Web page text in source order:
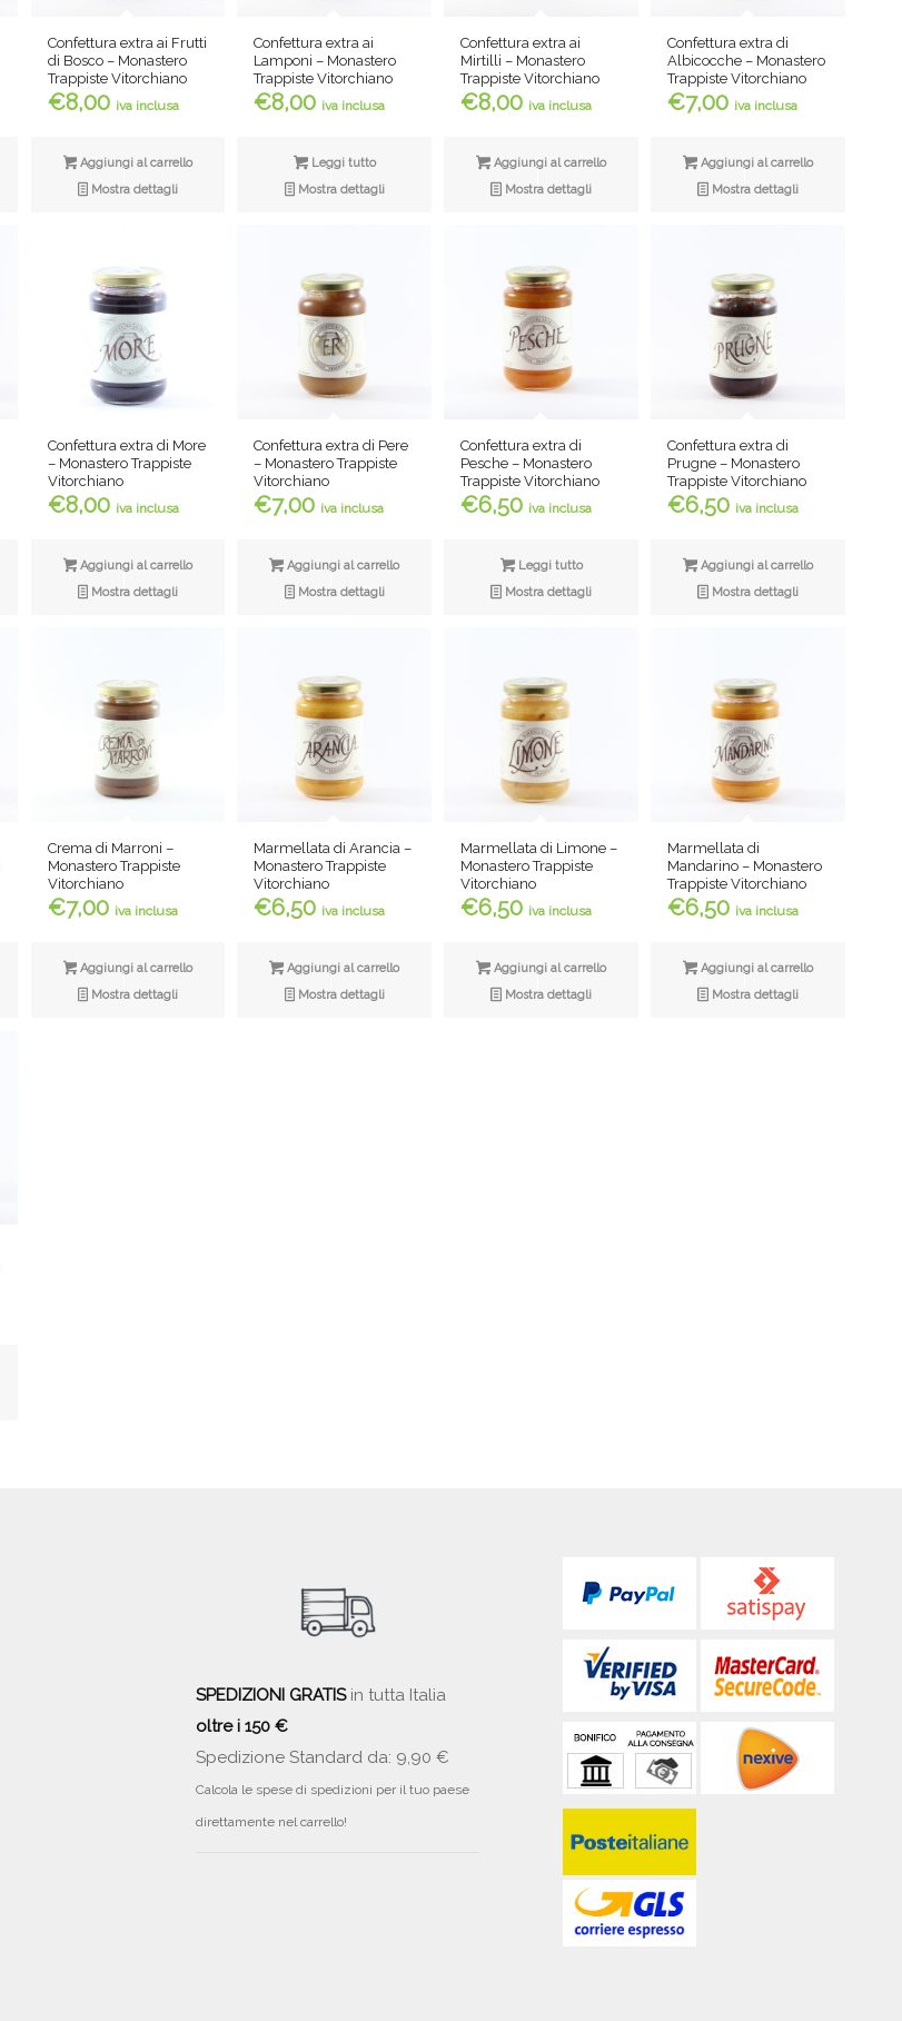
Confettura extra ai Frutti
di Bosco – Monastero
Trappiste Vitorchiano
€8,00 iva inclusa
Aggiungi al carrello
Mostra dettagli
Confettura extra ai
Lamponi – Monastero
Trappiste Vitorchiano
€8,00 iva inclusa
Leggi tutto
Mostra dettagli
Confettura extra ai
Mirtilli – Monastero
Trappiste Vitorchiano
€8,00 iva inclusa
Aggiungi al carrello
Mostra dettagli
Confettura extra di
Albicocche – Monastero
Trappiste Vitorchiano
€7,00 iva inclusa
Aggiungi al carrello
Mostra dettagli
Confettura extra di More
– Monastero Trappiste
Vitorchiano
€8,00 iva inclusa
Aggiungi al carrello
Mostra dettagli
Confettura extra di Pere
– Monastero Trappiste
Vitorchiano
€7,00 iva inclusa
Aggiungi al carrello
Mostra dettagli
Confettura extra di
Pesche – Monastero
Trappiste Vitorchiano
€6,50 iva inclusa
Leggi tutto
Mostra dettagli
Confettura extra di
Prugne – Monastero
Trappiste Vitorchiano
€6,50 iva inclusa
Aggiungi al carrello
Mostra dettagli
Crema di Marroni –
Monastero Trappiste
Vitorchiano
€7,00 iva inclusa
Aggiungi al carrello
Mostra dettagli
Marmellata di Arancia –
Monastero Trappiste
Vitorchiano
€6,50 iva inclusa
Aggiungi al carrello
Mostra dettagli
Marmellata di Limone –
Monastero Trappiste
Vitorchiano
€6,50 iva inclusa
Aggiungi al carrello
Mostra dettagli
Marmellata di
Mandarino – Monastero
Trappiste Vitorchiano
€6,50 iva inclusa
Aggiungi al carrello
Mostra dettagli
SPEDIZIONI GRATISin tutta Italia
oltre i 150 €
Spedizione Standard da: 9,90 €
Calcola le spese di spedizioni per il tuo paese
direttamente nel carrello!